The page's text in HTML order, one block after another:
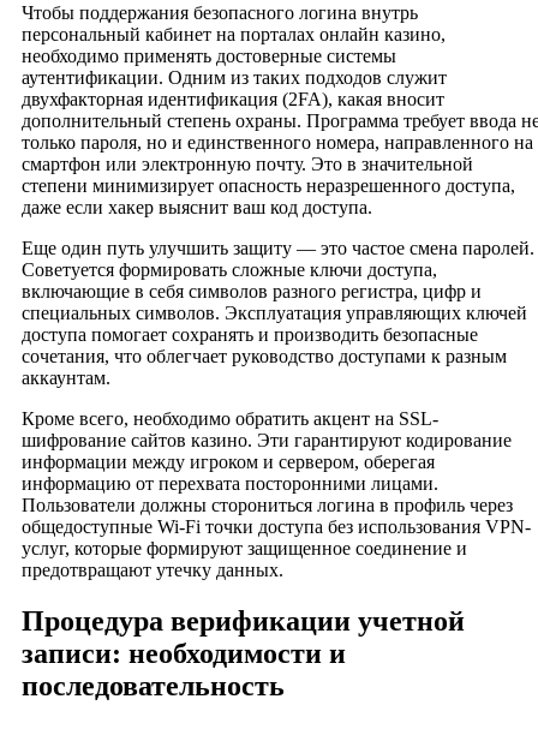
Чтобы поддержания безопасного логина внутрь
персональный кабинет на порталах онлайн казино,
необходимо применять достоверные системы
аутентификации. Одним из таких подходов служит
двухфакторная идентификация (2FA), какая вносит
дополнительный степень охраны. Программа требует ввода
только пароля, но и единственного номера, направленного на
смартфон или электронную почту. Это в значительной
степени минимизирует опасность неразрешенного доступа,
даже если хакер выяснит ваш код доступа.
Еще один путь улучшить защиту — это частое смена паролей.
Советуется формировать сложные ключи доступа,
включающие в себя символов разного регистра, цифр и
специальных символов. Эксплуатация управляющих ключей
доступа помогает сохранять и производить безопасные
сочетания, что облегчает руководство доступами к разным
аккаунтам.
Кроме всего, необходимо обратить акцент на SSL-
шифрование сайтов казино. Эти гарантируют кодирование
информации между игроком и сервером, оберегая
информацию от перехвата посторонними лицами.
Пользователи должны сторониться логина в профиль через
общедоступные Wi-Fi точки доступа без использования VPN-
услуг, которые формируют защищенное соединение и
предотвращают утечку данных.
Процедура верификации учетной
записи: необходимости и
последовательность